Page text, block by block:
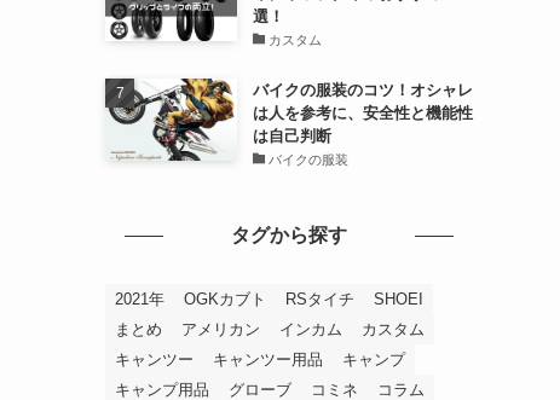
選！
カスタム
バイクの服装のコツ！オシャレ
は人を参考に、安全性と機能性
は自己判断
バイクの服装
タグから探す
2021年 OGKカブト RSタイチ
SHOEI
まとめ
アメリカン インカム
カスタム
キャンツー
キャンツー用品
キャンプ
キャンプ用品
グローブ コミネ
コラム